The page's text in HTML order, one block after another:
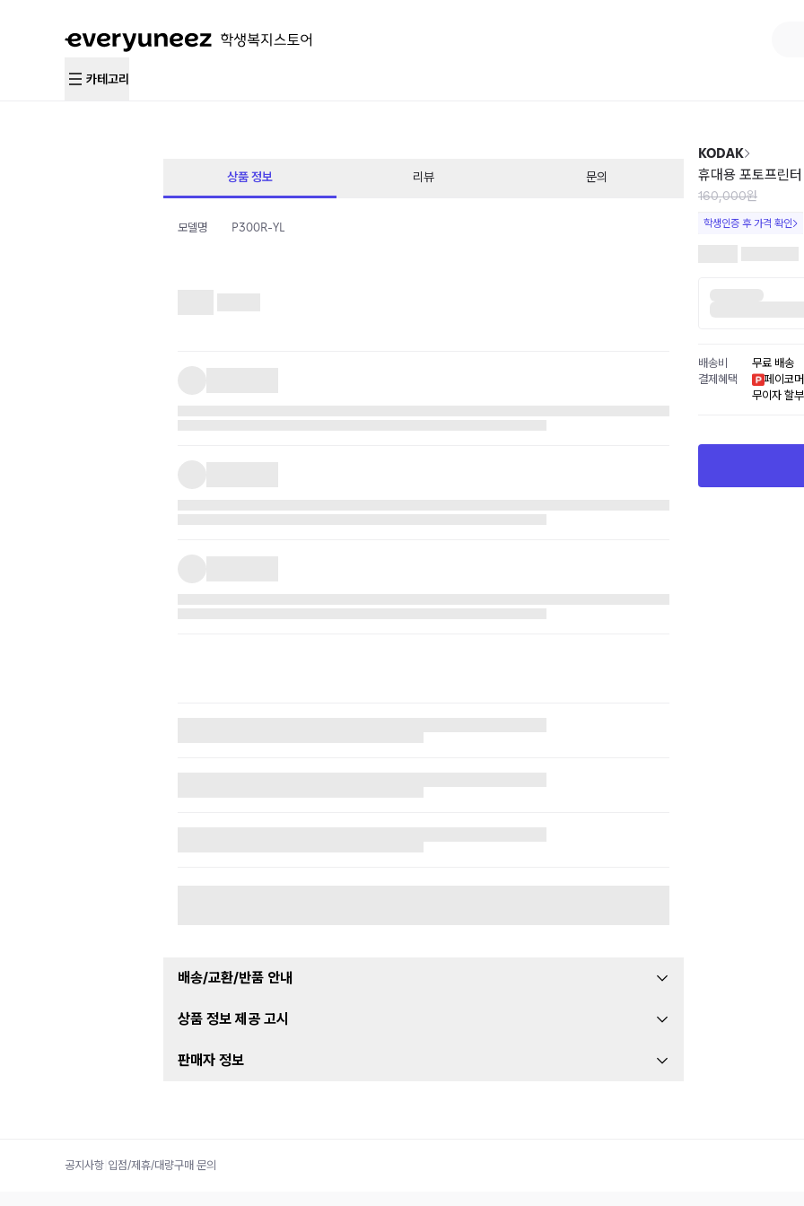
카테고리
상품 정보 리뷰 문의
모델명 P300R-YL
배송/교환/반품 안내
상품 정보 제공 고시
판매자 정보
KODAK
휴대용 포토프린
160,000원
학생인증 후 가격 확인
배송비
무료 배송
결제혜택
페이코
무이자 할
공지사항 입점/제휴/대량구매 문의